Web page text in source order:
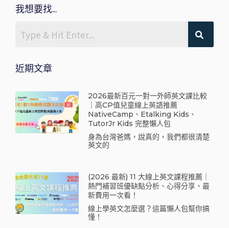
我想要找...
近期文章
2026最新百元一對一外師英文課比較
｜高CP值兒童線上英語推薦
NativeCamp、Etalking Kids、
TutorJr Kids 完整懶人包
身為台灣爸媽，說真的，我們都很清楚
英文的
(2026 最新) 11 大線上英文課程推薦｜
熱門補習班優缺點分析、心得分享、最
新費用一次看！
線上學英文怎麼選？這篇懶人包幫你搞
懂！